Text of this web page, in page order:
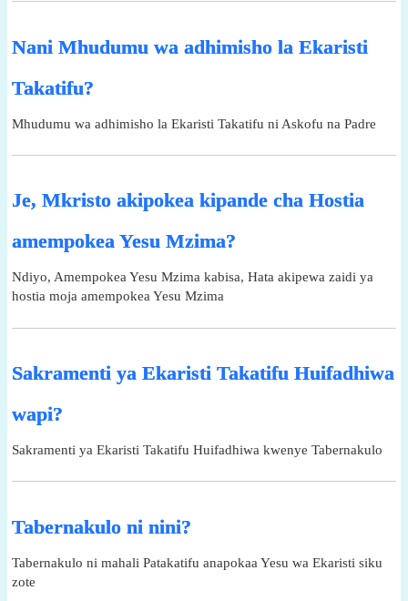
Nani Mhudumu wa adhimisho la Ekaristi
Takatifu?
Mhudumu wa adhimisho la Ekaristi Takatifu ni Askofu na Padre
Je, Mkristo akipokea kipande cha Hostia
amempokea Yesu Mzima?
Ndiyo, Amempokea Yesu Mzima kabisa, Hata akipewa zaidi ya
hostia moja amempokea Yesu Mzima
Sakramenti ya Ekaristi Takatifu Huifadhiwa
wapi?
Sakramenti ya Ekaristi Takatifu Huifadhiwa kwenye Tabernakulo
Tabernakulo ni nini?
Tabernakulo ni mahali Patakatifu anapokaa Yesu wa Ekaristi siku
zote